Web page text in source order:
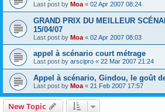
Last post by Moa « 02 Apr 2007 08:24
GRAND PRIX DU MEILLEUR
15/04/07
Last post by Moa « 02 Apr 2007 08:03
appel à scénario court métrage
Last post by arscipro « 22 Mar 2007 21:24
Appel à scénario, Gindou, le goût
Last post by Moa « 21 Feb 2007 17:57
New Topic